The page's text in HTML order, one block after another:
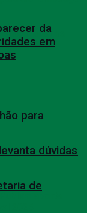
para
dúvidas
de
da
em